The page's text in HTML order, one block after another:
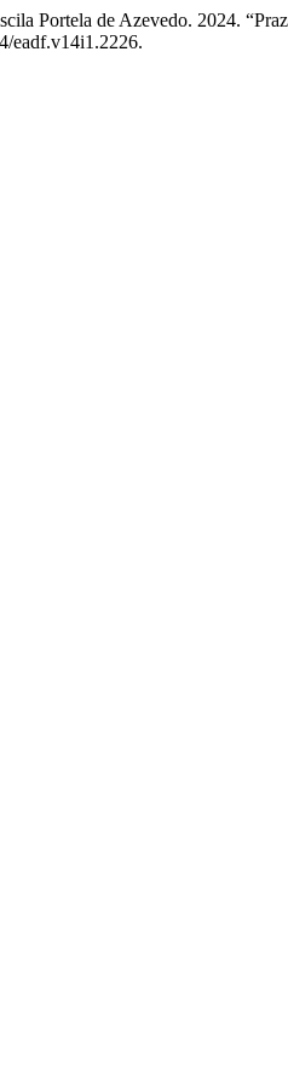
Portela de Azevedo. 2024.
eadf.v14i1.2226.